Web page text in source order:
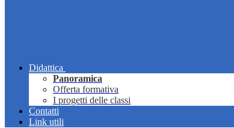
Didattica
Panoramica
Offerta formativa
I progetti delle classi
Contatti
Link utili